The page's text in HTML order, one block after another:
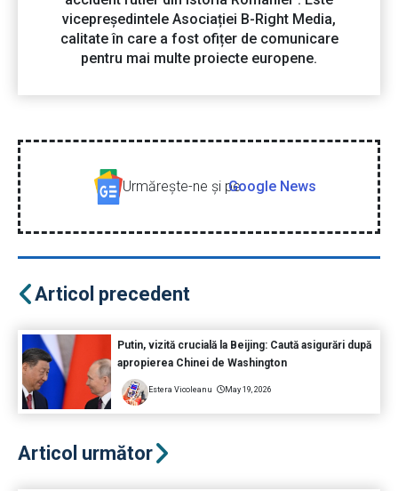
vicepreședintele Asociației B-Right Media,
calitate în care a fost ofițer de comunicare
pentru mai multe proiecte europene.
Urmăreşte-ne şi peGoogle News
Articol precedent
Putin, vizită crucială la Beijing: Caută asigurări după
apropierea Chinei de Washington
Estera Vicoleanu May 19, 2026
Articol următor